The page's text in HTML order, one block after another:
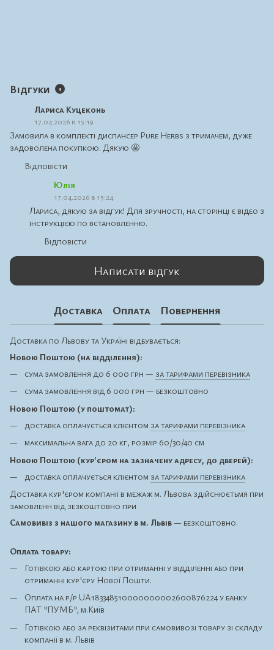
Відгуки 1
Лариса Куцеконь
17.04.2026 в 15:19
Замовила в комплекті диспансер Pure Herbs з тримачем, дуже
задоволена покупкою. Дякую 🤩
Відповісти
Юлія
17.04.2026 в 15:24
Лариса, дякую за відгук! Для зручності, на сторінці є відео з
інструкцією по встановленню.
Відповісти
Написати відгук
Доставка Оплата Повернення
Доставка по Львову та Україні відбувається:
Новою Поштою (на відділення):
сума замовлення до 6 000 грн — за тарифами перевізника
сума замовлення від 6 000 грн — безкоштовно
Новою Поштою (у поштомат):
доставка оплачується клієнтом за тарифами перевізника
максимальна вага до 20 кг, розмір 60/30/40 см
Новою Поштою (кур'єром на зазначену адресу, до дверей):
доставка оплачується клієнтом за тарифами перевізника
Доставка кур'єром компанії в межаж м. Львова здійснюєтьмя при
замовленн від зезкоштовно при
Самовивіз з нашого магазину в м. Львів— безкоштовно.
Оплата товару:
Готівкою або картою при отриманні у відділенні або при
отриманні кур'єру Нової Пошти.
Оплата на р/р UA183348510000000002600876224 у банку
ПАТ "ПУМБ", м.Київ
Готівкою або за реквізитами при самовивозі товару зі складу
компанії в м. Львів